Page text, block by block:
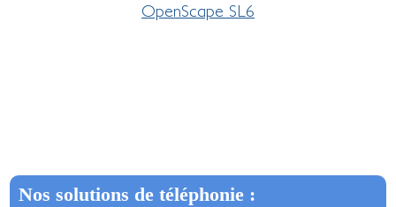
OpenScape SL6
Nos solutions de téléphonie :